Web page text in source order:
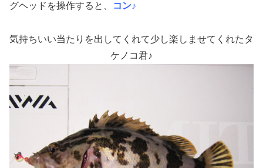
グヘッドを操作すると、
コン♪
気持ちいい当たりを出してくれて少し楽しませてくれたタ
ケノコ君♪